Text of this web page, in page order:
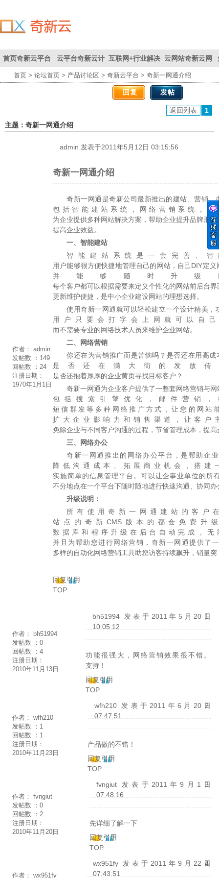
首页奇新云平台
首页
云平台奇新云计
算平台
互联网+行业解决
方案
云网站奇新云网
站
联系我们为您创
首页 > 论坛首页 > 产品讨论区 > 奇新云平台 > 奇新一网通介绍
回复 发帖
返回列表
1
主题：奇新一网通介绍
作者： admin
发帖数 ： 149
回帖数 ： 24
注册日期：
1970年1月1日
admin 发表于2011年5月12日 03:15:56
奇新一网通介绍
奇新一网通是奇新公司最新推出的建站、营销、
包括智能建站系统，网络营销系统，网
为企业提供多种网站解决方案，帮助企业提升品牌形
提高企业效益。
一、智能建站
智能建站系统是一套完善、智
用户能够很方便快捷地管理自己的网站，自己DIY定
并能够随时升级
每个客户都可以根据需要来定义个性化的网站前后台
更新维护便捷，是中小企业建设网站的理想选择。
使用奇新一网通就可以轻松建立一个设计精美，
用户只要会打字会上网就可以自
而不需要专业的网络技术人员来维护企业网站。
二、网络营销
你还在为营销推广而是苦恼吗？是否还在用高成
是否还在满大街的发放传
是否还抱着厚厚的企业黄页寻找目标客户？
奇新一网通为企业客户提供了一整套网络营销与
包括搜索引擎优化，邮件营销，
短信群发等多种网络推广方式，让您的网站
扩大企业影响力和销售渠道，让客户
免除企业与不同客户沟通的过程，节省管理成本，提
三、网络办公
奇新一网通推出的网络办公平台，是帮助企
降低沟通成本、拓展商业机会，搭建
实施简单的信息管理平台。可以让企事业单位的所
不分地点在一个平台下随时随地进行快速沟通、协同办
升级说明：
所有使用奇新一网通建站的客户
站点的奇新CMS版本的都会免费升
数据库和程序升级在后台自动完成，无
并且为帮助您进行网络营销，奇新一网通提供了
多样的自动化网络营销工具助您访客持续飙升，销量突
回复引用
TOP
作者：
bh51994
发帖数 ： 0
回帖数 ： 4
注册日期：
2010年11月13日
1
bh51994 发表于2011年5月20日
10:05:12
功能很强大，网络营销效果很不错。
支持！
回复引用
TOP
作者： wfh210
发帖数 ： 1
回帖数 ： 1
注册日期：
2010年11月23日
2
wfh210 发表于2011年6月20日
07:47:51
产品做的不错！
回复引用
TOP
作者： fvngiut
发帖数 ： 0
回帖数 ： 2
注册日期：
2010年11月20日
3
fvngiut 发表于2011年9月1日
07:48:16
先详细了解一下
回复引用
TOP
作者： wx951fy
4
wx951fy 发表于2011年9月22日
07:43:51